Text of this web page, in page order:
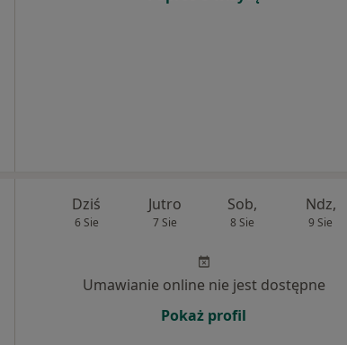
Dziś
6 Sie
Jutro
7 Sie
Sob,
8 Sie
Ndz,
9 Sie
Umawianie online nie jest dostępne
Pokaż profil